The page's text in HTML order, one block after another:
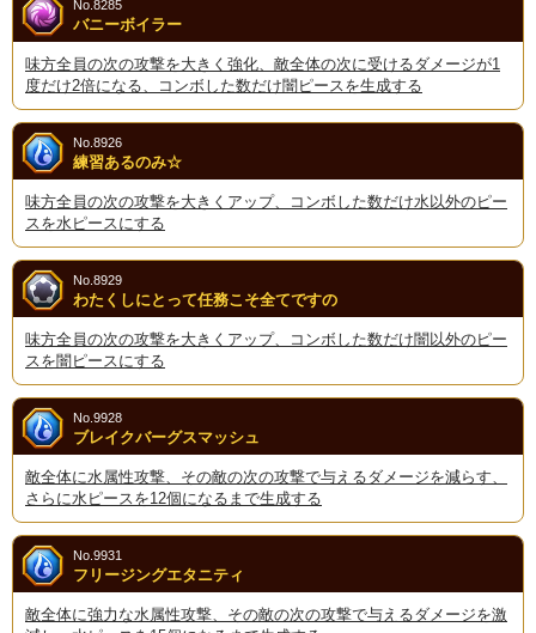
バニーボイラー
No.8285
味方全員の次の攻撃を大きく強化、敵全体の次に受けるダメージが1
度だけ2倍になる、コンボした数だけ闇ピースを生成する
練習あるのみ☆
No.8926
味方全員の次の攻撃を大きくアップ、コンボした数だけ水以外のピー
スを水ピースにする
わたくしにとって任務こそ全てですの
No.8929
味方全員の次の攻撃を大きくアップ、コンボした数だけ闇以外のピー
スを闇ピースにする
ブレイクバーグスマッシュ
No.9928
敵全体に水属性攻撃、その敵の次の攻撃で与えるダメージを減らす、
さらに水ピースを12個になるまで生成する
フリージングエタニティ
No.9931
敵全体に強力な水属性攻撃、その敵の次の攻撃で与えるダメージを激